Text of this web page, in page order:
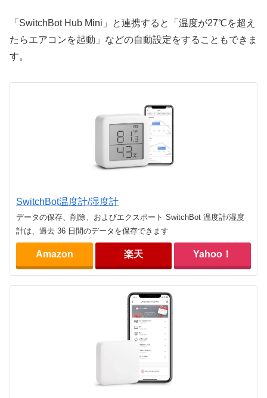
「SwitchBot Hub Mini」と連携すると「温度が27℃を超え
たらエアコンを起動」などの自動設定をすることもできま
す。
SwitchBot温度計/湿度計
データの保存、削除、およびエクスポート SwitchBot 温度計/湿度
計は、過去 36 日間のデータを保存できます
Amazon 楽天 Yahoo！